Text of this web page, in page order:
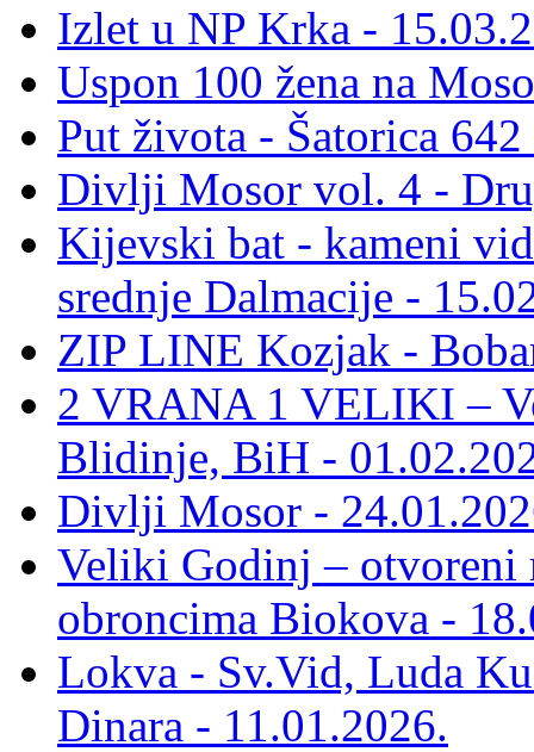
Izlet u NP Krka -
Uspon 100 žena na
Put života - Šatorica
Divlji Mosor vol. 4 -
Kijevski bat - kameni
srednje Dalmacije -
ZIP LINE Kozjak -
2 VRANA 1 VELIKI –
Blidinje, BiH -
Divlji Mosor -
Veliki Godinj – otvoreni
obroncima Biokova -
Lokva - Sv.Vid, Luda
Dinara - 11.01.2026.